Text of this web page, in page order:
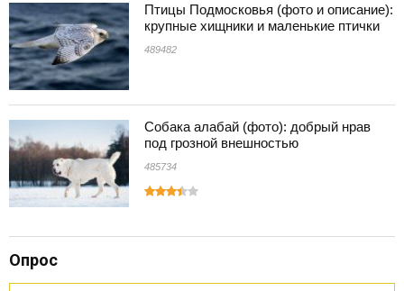
Птицы Подмосковья (фото и описание):
крупные хищники и маленькие птички
489482
Собака алабай (фото): добрый нрав
под грозной внешностью
485734
Опрос